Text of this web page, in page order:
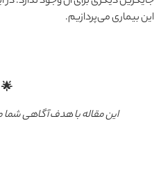
این بیماری می‌پردازیم.
🌟
این مقاله با هدف آگاهی